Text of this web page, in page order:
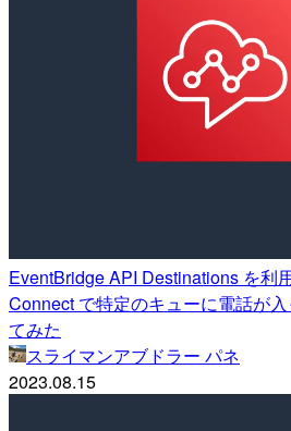
EventBridge API Destinations を利
Connect で特定のキューに電話が
てみた
スライマンアブドラー パネ
2023.08.15